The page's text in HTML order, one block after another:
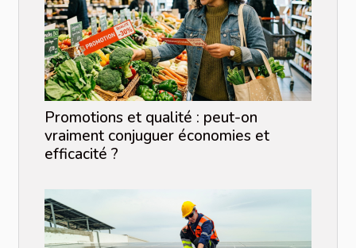
Promotions et qualité : peut-on
vraiment conjuguer économies et
efficacité ?